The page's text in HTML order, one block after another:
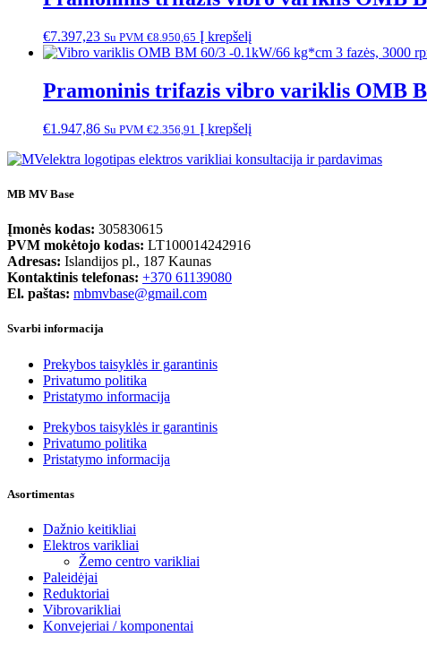
€7.397,23 Su PVM €8.950,65 Į krepšelį
Pramoninis trifazis vibro variklis OMB
€1.947,86 Su PVM €2.356,91 Į krepšelį
MB MV Base
Įmonės kodas: 305830615
PVM mokėtojo kodas: LT100014242916
Adresas: Islandijos pl., 187 Kaunas
Kontaktinis telefonas: +370 61139080
El. paštas: mbmvbase@gmail.com
Svarbi informacija
Prekybos taisyklės ir garantinis
Privatumo politika
Pristatymo informacija
Prekybos taisyklės ir garantinis
Privatumo politika
Pristatymo informacija
Asortimentas
Dažnio keitikliai
Elektros varikliai
Žemo centro varikliai
Paleidėjai
Reduktoriai
Vibrovarikliai
Konvejeriai / komponentai